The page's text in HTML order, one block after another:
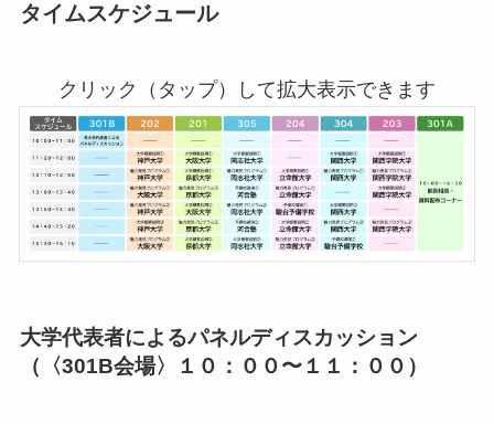
タイムスケジュール
クリック（タップ）して拡大表示できます
大学代表者によるパネルディスカッション
（〈301B会場〉１０：００〜１１：００）